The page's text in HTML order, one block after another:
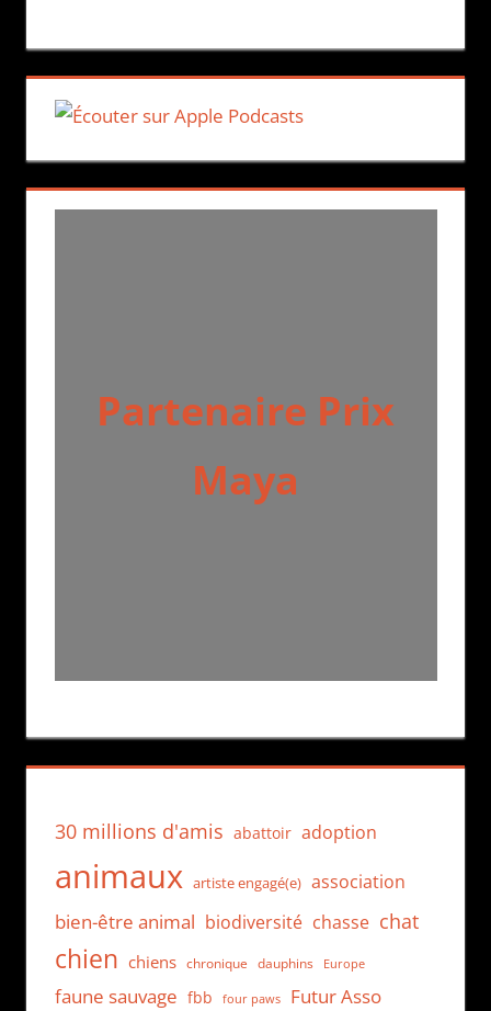
Partenaire Prix
Maya
30 millions d'amis abattoir adoption
animaux artiste engagé(e) association
bien-être animal biodiversité chasse chat
chien chiens chronique dauphins Europe
faune sauvage fbb four paws Futur Asso